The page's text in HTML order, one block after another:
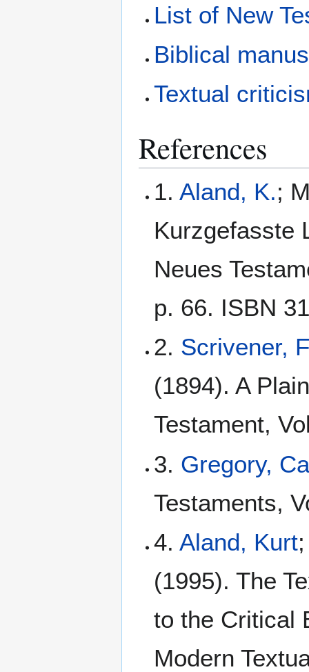
List of New
Biblical
Textual
References
1. Aland, K.;
Kurzgefasste
Neues
p. 66. ISBN
2. Scrivener,
(1894). A
Testament,
3. Gregory,
Testaments,
4.Aland, Kurt
(1995). The
to the Critical
Modern